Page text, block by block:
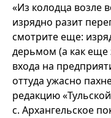
«Из колодца возле
изрядно разит
смотрите еще:
дерьмом (а как еще
входа на
оттуда ужасно
редакцию
с. Архангельское